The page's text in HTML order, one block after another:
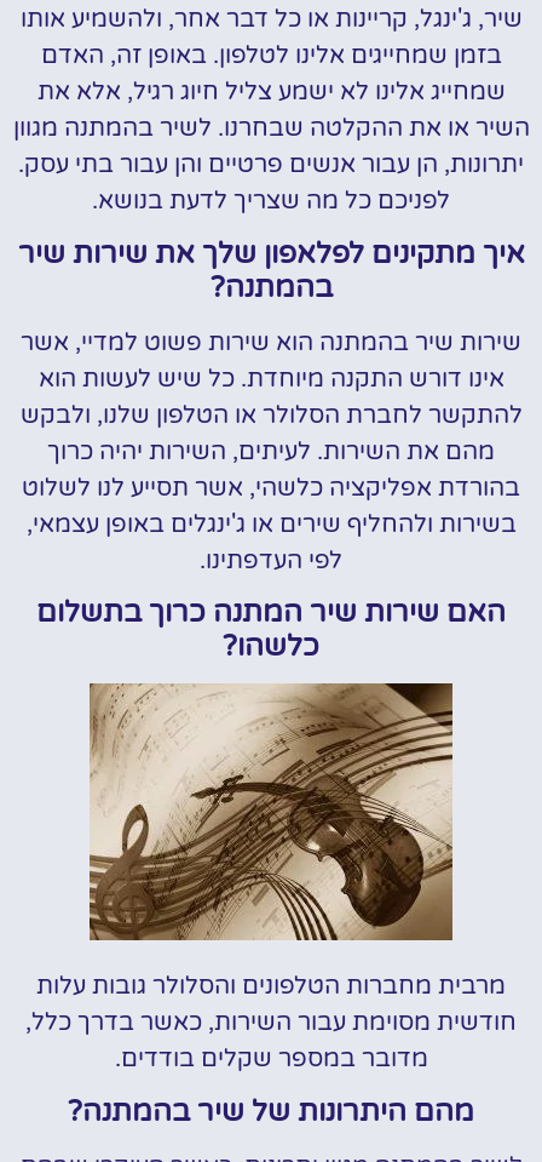
שיר, ג'ינגל, קריינות או כל דבר אחר, ולהשמיע אותו
בזמן שמחייגים אלינו לטלפון. באופן זה, האדם
שמחייג אלינו לא ישמע צליל חיוג רגיל, אלא את
השיר או את ההקלטה שבחרנו. לשיר בהמתנה מגוון
יתרונות, הן עבור אנשים פרטיים והן עבור בתי עסק.
לפניכם כל מה שצריך לדעת בנושא.
איך מתקינים לפלאפון שלך את שירות שיר
בהמתנה?
שירות שיר בהמתנה הוא שירות פשוט למדיי, אשר
אינו דורש התקנה מיוחדת. כל שיש לעשות הוא
להתקשר לחברת הסלולר או הטלפון שלנו, ולבקש
מהם את השירות. לעיתים, השירות יהיה כרוך
בהורדת אפליקציה כלשהי, אשר תסייע לנו לשלוט
בשירות ולהחליף שירים או ג'ינגלים באופן עצמאי,
לפי העדפתינו.
האם שירות שיר המתנה כרוך בתשלום
כלשהו?
מרבית מחברות הטלפונים והסלולר גובות עלות
חודשית מסוימת עבור השירות, כאשר בדרך כלל,
מדובר במספר שקלים בודדים.
מהם היתרונות של שיר בהמתנה?